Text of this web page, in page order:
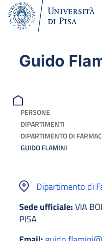
Guido
PERSONE
DIPARTIMENTI
DIPARTIMENTO DI
GUIDO FLAMINI
Dipartimento di
Sede ufficiale:VIA
PISA